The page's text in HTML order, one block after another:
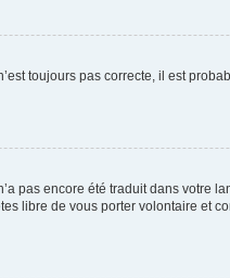
toujours pas correcte, il est
pas encore été traduit dans votre
libre de vous porter volontaire et